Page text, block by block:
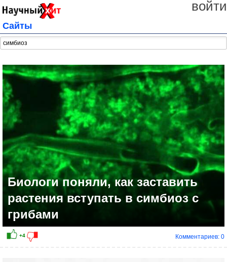
войти
Сайты
Биологи поняли, как заставить
растения вступать в симбиоз с
грибами
Комментариев: 0